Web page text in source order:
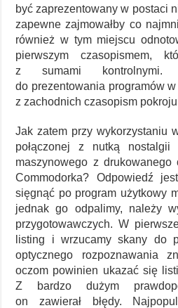
być zaprezentowany w postaci
zapewne zajmowałby co
również w tym miejscu
pierwszym czasopismem,
z sumami kontrolnymi.
do prezentowania programów
z zachodnich czasopism pokroju
Jak zatem przy wykorzystaniu
połączonej z nutką
maszynowego z
Commodorka? Odpowiedź
sięgnąć po program użytkowy
jednak go odpalimy, należy
przygotowawczych. W
listing i wrzucamy skany do
optycznego rozpoznawania
oczom powinien ukazać się
Z bardzo dużym
on zawierał błędy.